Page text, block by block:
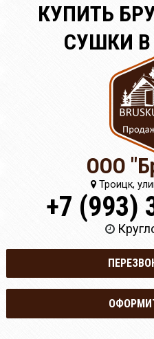
КУПИТЬ
СУШКИ
ООО
Троицк,
+7 (993)